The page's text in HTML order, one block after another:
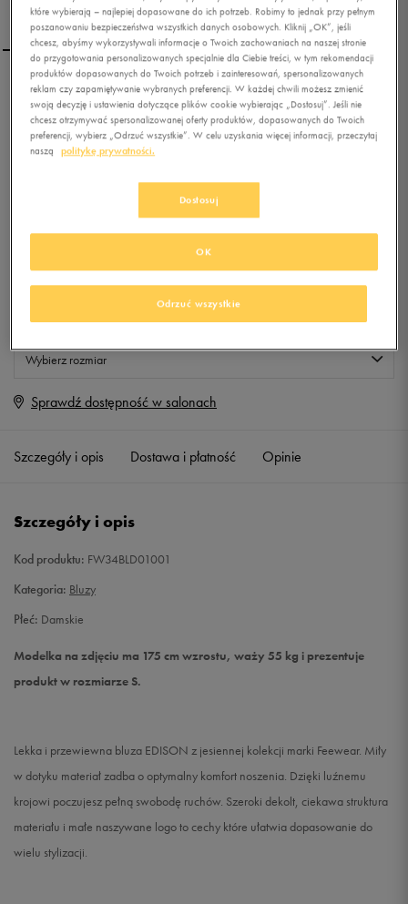
FEEWEAR BLUZA EDISON
0.0(0)
KLUBIE 50 STYLE
Produkt niedostępny
Jeśli artykuł będzie ponownie dostępny, otrzymasz od nas powiadomienie.
Wybierz rozmiar
XS Powiadom o dostępności
S Powiadom o dostępności
Sprawdź dostępność w salonach
Szczegóły i opis Dostawa i płatność Opinie
Szczegóły i opis
Kod produktu: FW34BLD01001
Kategoria: Bluzy
Płeć: Damskie
Modelka na zdjęciu ma 175 cm wzrostu, waży 55 kg i prezentuje
produkt w rozmiarze S.
Lekka i przewiewna bluza EDISON z jesiennej kolekcji marki Feewear. Miły
w dotyku materiał zadba o optymalny komfort noszenia. Dzięki luźnemu
krojowi poczujesz pełną swobodę ruchów. Szeroki dekolt, ciekawa struktura
materiału i małe naszywane logo to cechy które ułatwia dopasowanie do
wielu stylizacji.
które wybierają – najlepiej dopasowane do ich potrzeb. Robimy to jednak przy pełnym
poszanowaniu bezpieczeństwa wszystkich danych osobowych. Kliknij „OK”, jeśli
chcesz, abyśmy wykorzystywali informacje o Twoich zachowaniach na naszej stronie
do przygotowania personalizowanych specjalnie dla Ciebie treści, w tym rekomendacji
produktów dopasowanych do Twoich potrzeb i zainteresowań, spersonalizowanych
reklam czy zapamiętywanie wybranych preferencji. W każdej chwili możesz zmienić
swoją decyzję i ustawienia dotyczące plików cookie wybierając „Dostosuj”. Jeśli nie
chcesz otrzymywać spersonalizowanej oferty produktów, dopasowanych do Twoich
preferencji, wybierz „Odrzuć wszystkie”. W celu uzyskania więcej informacji, przeczytaj
naszą
politykę prywatności.
Dostosuj
Odrzuć wszystkie
OK